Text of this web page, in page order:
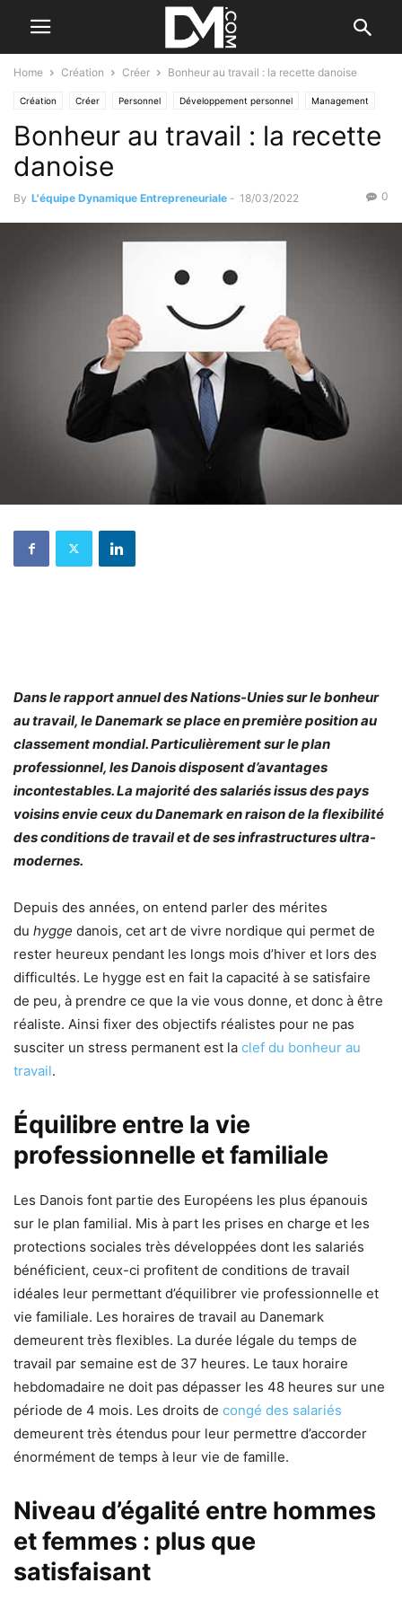
Home Création Créer Bonheur au travail : la recette danoise
Création Créer Personnel Développement personnel Management
Bonheur au travail : la recette
danoise
By L'équipe Dynamique Entrepreneuriale - 18/03/2022 0
Dans le rapport annuel des Nations-Unies sur le bonheur
au travail, le Danemark se place en première position au
classement mondial. Particulièrement sur le plan
professionnel, les Danois disposent d’avantages
incontestables. La majorité des salariés issus des pays
voisins envie ceux du Danemark en raison de la flexibilité
des conditions de travail et de ses infrastructures ultra-
modernes.
Depuis des années, on entend parler des mérites
du hygge danois, cet art de vivre nordique qui permet de
rester heureux pendant les longs mois d’hiver et lors des
difficultés. Le hygge est en fait la capacité à se satisfaire
de peu, à prendre ce que la vie vous donne, et donc à être
réaliste. Ainsi fixer des objectifs réalistes pour ne pas
susciter un stress permanent est la clef du bonheur au
travail.
Équilibre entre la vie
professionnelle et familiale
Les Danois font partie des Européens les plus épanouis
sur le plan familial. Mis à part les prises en charge et les
protections sociales très développées dont les salariés
bénéficient, ceux-ci profitent de conditions de travail
idéales leur permettant d’équilibrer vie professionnelle et
vie familiale. Les horaires de travail au Danemark
demeurent très flexibles. La durée légale du temps de
travail par semaine est de 37 heures. Le taux horaire
hebdomadaire ne doit pas dépasser les 48 heures sur une
période de 4 mois. Les droits de congé des salariés
demeurent très étendus pour leur permettre d’accorder
énormément de temps à leur vie de famille.
Niveau d’égalité entre hommes
et femmes : plus que
satisfaisant